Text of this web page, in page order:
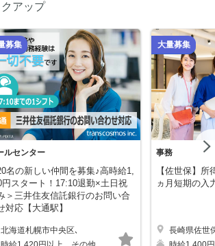
アップ
募集
ルセンター
名の新しい仲間を募集♪高時給1,
円スタート！17:10退勤×土日祝
＞三井住友信託銀行のお問い合
対応【大通駅】
北海道札幌市中央区､
キープする
大量募集
事務
【佐世保】
ヵ月短期の入
長崎県佐世